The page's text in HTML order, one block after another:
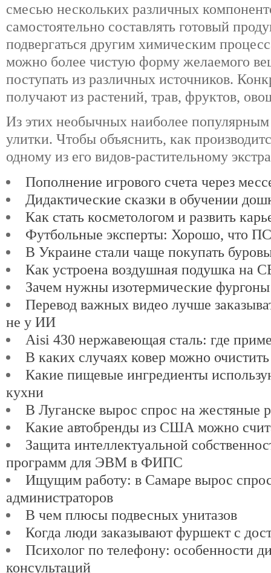
смесью нескольких различных
самостоятельно составлять готовый
подвергаться другим химическим
можно более чистую форму желаемого
поступать из различных источников.
получают из растений, трав, фруктов,
Из этих необычных наиболее популярным
улитки. Чтобы объяснить, как
одному из его видов-растительному
Пополнение игрового счета через
Дидактические сказки в обучении
Как стать косметологом и развить
Футбольные эксперты: Хорошо, что
В Украине стали чаще покупать
Как устроена воздушная подушка на
Зачем нужны изотермические фургоны
Перевод важных видео лучше
не у ИИ
Aisi 430 нержавеющая сталь: где
В каких случаях ковер можно
Какие пищевые ингредиенты
кухни
В Луганске вырос спрос на жестяные
Какие автобренды из США можно
Защита интеллектуальной
программ для ЭВМ в ФИПС
Ищущим работу: в Самаре вырос
администраторов
В чем плюсы подвесных унитазов
Когда люди заказывают фуршект с
Психолог по телефону: особенности
консультаций